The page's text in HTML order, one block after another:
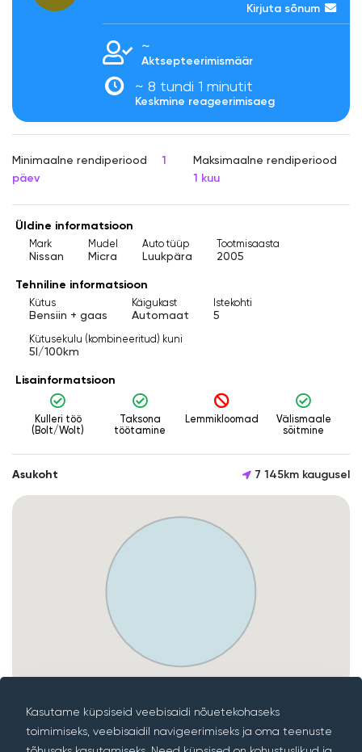
Kasutame küpsiseid veebisaidi nõuetekohaseks
toimimiseks, veebisaidil navigeerimiseks ja oma teenuste
Kirjuta sõnum
~
Aktsepteerimismäär
~ 8 tundi 1 minutit
Keskmine reageerimisaeg
Minimaalne rendiperiood
1
päev
Maksimaalne rendiperiood
1 kuu
Üldine informatsioon
Mark
Nissan
Mudel
Micra
Auto tüüp
Luukpära
Tootmisaasta
2005
Tehniline informatsioon
Kütus
Bensiin + gaas
Käigukast
Automaat
Istekohti
5
Kütusekulu (kombineeritud) kuni
5l/100km
Lisainformatsioon
Kulleri töö
(Bolt/Wolt)
Taksona
töötamine
Lemmikloomad
Välismaale
sõitmine
Asukoht 7 145km kaugusel
Meist